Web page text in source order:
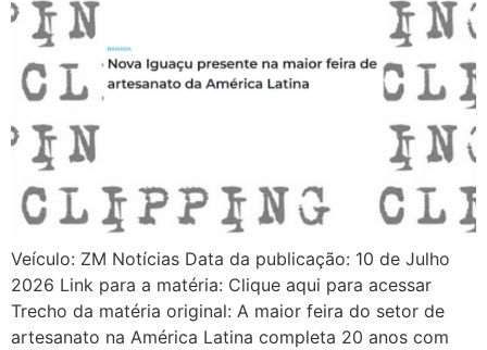
Veículo: ZM Notícias Data da publicação: 10 de Julho
2026 Link para a matéria: Clique aqui para acessar
Trecho da matéria original: A maior feira do setor de
artesanato na América Latina completa 20 anos com